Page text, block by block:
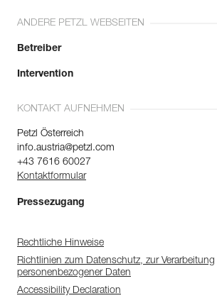
ANDERE PETZL WEBSEITEN
Betreiber
Intervention
KONTAKT AUFNEHMEN
Petzl Österreich
info.austria@petzl.com
+43 7616 60027
Kontaktformular
Pressezugang
Rechtliche Hinweise
Richtlinien zum Datenschutz, zur Verarbeitung
personenbezogener Daten
Accessibility Declaration